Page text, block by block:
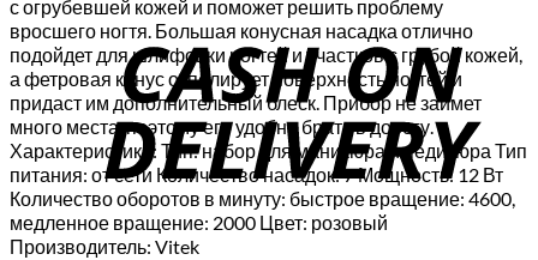
с огрубевшей кожей и поможет решить проблему
вросшего ногтя. Большая конусная насадка отлично
подойдет для шлифовки ногтей и участков с грубой кожей,
а фетровая конус отполирует поверхность ногтей и
придаст им дополнительный блеск. Прибор не займет
много места, поэтому его удобно брать в дорогу.
Характеристики: Тип: набор для маникюра и педикюра Тип
питания: от сети Количество насадок: 7 Мощность: 12 Вт
Количество оборотов в минуту: быстрое вращение: 4600,
медленное вращение: 2000 Цвет: розовый
Производитель: Vitek